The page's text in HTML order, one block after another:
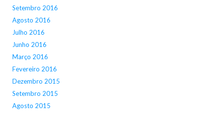
Setembro 2016
Agosto 2016
Julho 2016
Junho 2016
Março 2016
Fevereiro 2016
Dezembro 2015
Setembro 2015
Agosto 2015